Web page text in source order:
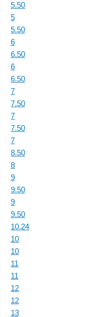
5.50
5
5.50
6
6.50
6
6.50
7
7.50
7
7.50
7
8.50
8
9
9.50
9
9.50
10.24
10
10
11
11
12
12
13